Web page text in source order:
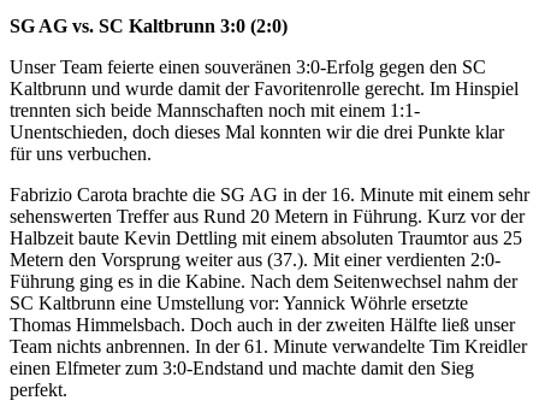
SG AG vs. SC Kaltbrunn 3:0 (2:0)
Unser Team feierte einen souveränen 3:0-Erfolg gegen den SC
Kaltbrunn und wurde damit der Favoritenrolle gerecht. Im Hinspiel
trennten sich beide Mannschaften noch mit einem 1:1-
Unentschieden, doch dieses Mal konnten wir die drei Punkte klar
für uns verbuchen.
Fabrizio Carota brachte die SG AG in der 16. Minute mit einem sehr
sehenswerten Treffer aus Rund 20 Metern in Führung. Kurz vor der
Halbzeit baute Kevin Dettling mit einem absoluten Traumtor aus 25
Metern den Vorsprung weiter aus (37.). Mit einer verdienten 2:0-
Führung ging es in die Kabine. Nach dem Seitenwechsel nahm der
SC Kaltbrunn eine Umstellung vor: Yannick Wöhrle ersetzte
Thomas Himmelsbach. Doch auch in der zweiten Hälfte ließ unser
Team nichts anbrennen. In der 61. Minute verwandelte Tim Kreidler
einen Elfmeter zum 3:0-Endstand und machte damit den Sieg
perfekt.